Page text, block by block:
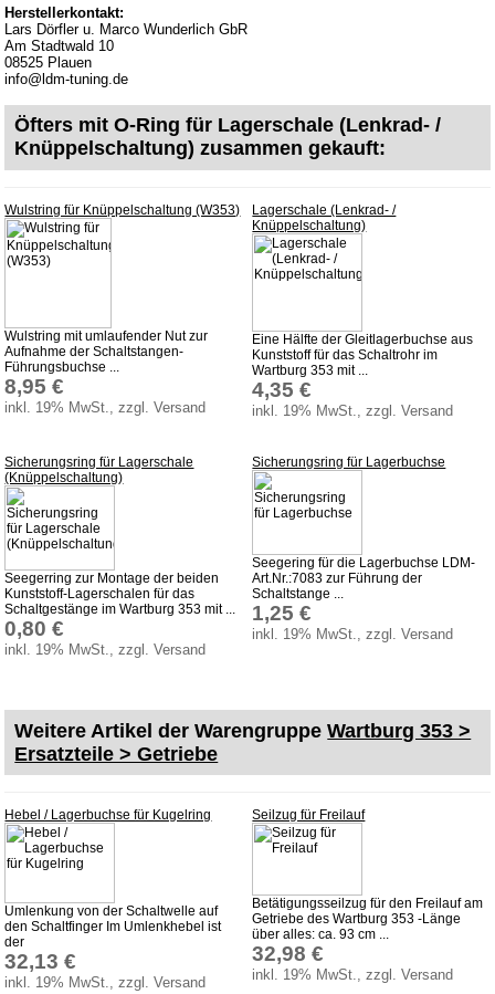
Versandkosten
Webtipps
Impressum
Produktindex
Suchfunktion
Herstellerkontakt:
Lars Dörfler u. Marco Wunderlich GbR
Am Stadtwald 10
08525 Plauen
info@ldm-tuning.de
Öfters mit O-Ring für Lagerschale (Lenkrad- /
Knüppelschaltung) zusammen gekauft:
Wulstring für Knüppelschaltung (W353)
Wulstring mit umlaufender Nut zur
Aufnahme der Schaltstangen-
Führungsbuchse ...
8,95 €
inkl. 19% MwSt., zzgl. Versand
Lagerschale (Lenkrad- /
Knüppelschaltung)
Eine Hälfte der Gleitlagerbuchse aus
Kunststoff für das Schaltrohr im
Wartburg 353 mit ...
4,35 €
inkl. 19% MwSt., zzgl. Versand
Sicherungsring für Lagerschale
(Knüppelschaltung)
Seegerring zur Montage der beiden
Kunststoff-Lagerschalen für das
Schaltgestänge im Wartburg 353 mit ...
0,80 €
inkl. 19% MwSt., zzgl. Versand
Sicherungsring für Lagerbuchse
Seegering für die Lagerbuchse LDM-
Art.Nr.:7083 zur Führung der
Schaltstange ...
1,25 €
inkl. 19% MwSt., zzgl. Versand
Weitere Artikel der WarengruppeWartburg 353 >
Ersatzteile > Getriebe
Hebel / Lagerbuchse für Kugelring
Umlenkung von der Schaltwelle auf
den Schaltfinger Im Umlenkhebel ist
der
32,13 €
inkl. 19% MwSt., zzgl. Versand
Seilzug für Freilauf
Betätigungsseilzug für den Freilauf am
Getriebe des Wartburg 353 -Länge
über alles: ca. 93 cm ...
32,98 €
inkl. 19% MwSt., zzgl. Versand